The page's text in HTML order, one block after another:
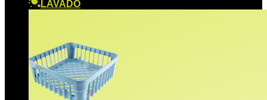
LAVADO